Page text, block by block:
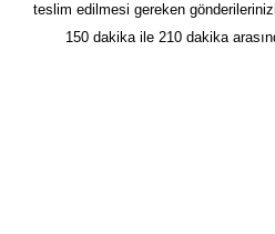
teslim edilmesi gereken
150 dakika ile 210 dakika